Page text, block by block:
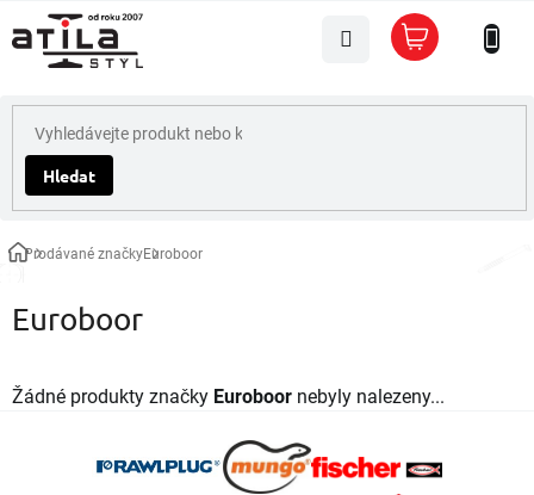
na
obsah
Hledat
Nákupní
košík
DomůProdávané značkyEuroboor
Euroboor
Žádné produkty značky Euroboor nebyly nalezeny...